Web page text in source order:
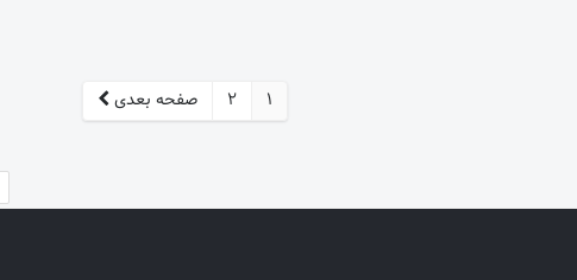
1
2 صفحه بعدی